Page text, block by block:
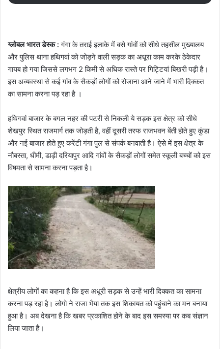
ग्लोबल भारत डेस्क :गंगा के तराई इलाके में बसे गांवों को सीधे तहसील मुख्यालय
और पुलिस थाना हथिगवां को जोड़ने वाली सड़क का अधूरा काम करके ठेकेदार
गायब हो गया जिससे लगभग 2 किमी से अधिक रास्ते पर गिट्टियां बिखरी पड़ी है।
इस अव्यवस्था से कई गांव के सैकड़ों लोगों को रोजाना आने जाने में भारी दिक्कत
का सामना करना पड़ रहा है ।
हथिगवां बाजार के बगल नहर की पटरी से निकली ये सड़क इस क्षेत्र को सीधे
शेखपुर स्थित राजमार्ग तक जोड़ती है, वहीं दूसरी तरफ राजभवन बेंती होते हुए कुंडा
और नई बाजार होते हुए करेंटी गंगा पुल से संपर्क बनवाती है। ऐसे में इस क्षेत्र के
नौबस्ता, धीमी, डाड़ी दरियापुर आदि गांवों के सैकड़ों लोगों समेत स्कूली बच्चों को इस
विषमता से सामना करना पड़ता है।
क्षेत्रीय लोगों का कहना है कि इस अधूरी सड़क से उन्हें भारी दिक्कत का सामना
करना पड़ रहा है। लोगो ने राजा भैया तक इस शिकायत को पहुंचाने का मन बनाया
हुआ है। अब देखना है कि खबर प्रकाशित होने के बाद इस समस्या पर कब संज्ञान
लिया जाता है।